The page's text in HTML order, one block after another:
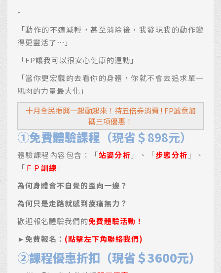
-
「動作的不適減輕，甚至消除後，我發現我的動作變
得更靈活了⋯」
「FP讓我可以很安心健康的運動」
「當你更宏觀的去看你的身體，你就不會去追求單一
肌肉的力量最大化」
十月全民振興一起動起來！持五倍券消費 ! FP誠意加
碼三項優惠！
①免費體驗課程 （現省＄898元）
體驗課程內容包含：「站姿分析 」、「步態分析 」、
「 ＦＰ訓練 」
為何身體會不自覺的歪向一邊？
為何只是走路就感到痠痛無力？
歡迎報名體驗我們的免費體驗活動！
►免費報名： (點擊左下角聯絡我們)
②課程優惠折扣（現省＄3600元）